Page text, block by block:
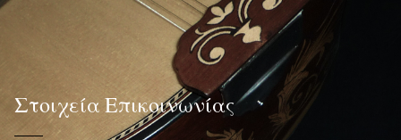
Στοιχεία Επικοινωνίας